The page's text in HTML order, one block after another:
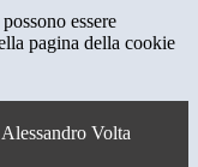
essere
pagina della cookie
Volta